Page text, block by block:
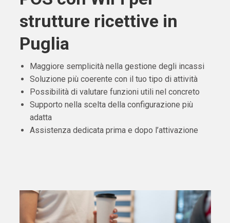
strutture ricettive in
Puglia
Maggiore semplicità nella gestione degli incassi
Soluzione più coerente con il tuo tipo di attività
Possibilità di valutare funzioni utili nel concreto
Supporto nella scelta della configurazione più
adatta
Assistenza dedicata prima e dopo l’attivazione